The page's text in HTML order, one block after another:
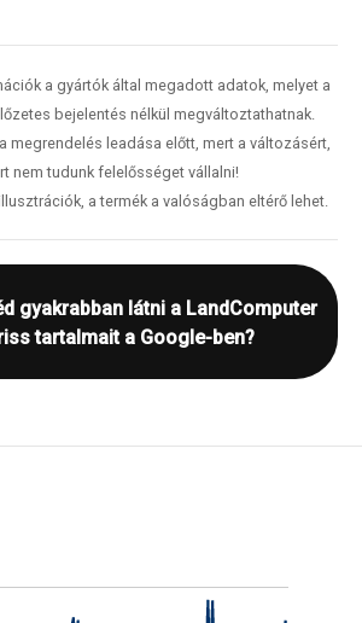
a gyártók által megadott adatok, melyet a
bejelentés nélkül megváltoztathatnak.
megrendelés leadása előtt, mert a változásért,
nem tudunk felelősséget vállalni!
a termék a valóságban eltérő lehet.
gyakrabban látni a LandComputer
tartalmait a Google-ben?